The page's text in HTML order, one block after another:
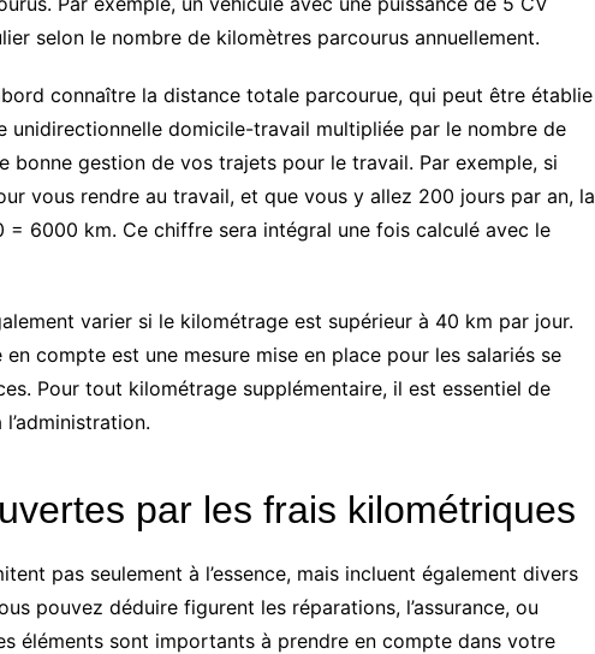
selon le nombre de kilomètres parcourus annuellement.
connaître la distance totale parcourue, qui peut être établie
unidirectionnelle domicile-travail multipliée par le nombre de
bonne gestion de vos trajets pour le travail. Par exemple, si
vous rendre au travail, et que vous y allez 200 jours par an, la
6000 km. Ce chiffre sera intégral une fois calculé avec le
varier si le kilométrage est supérieur à 40 km par jour.
compte est une mesure mise en place pour les salariés se
Pour tout kilométrage supplémentaire, il est essentiel de
par les frais kilométriques
pas seulement à l’essence, mais incluent également divers
pouvez déduire figurent les réparations, l’assurance, ou
éléments sont importants à prendre en compte dans votre